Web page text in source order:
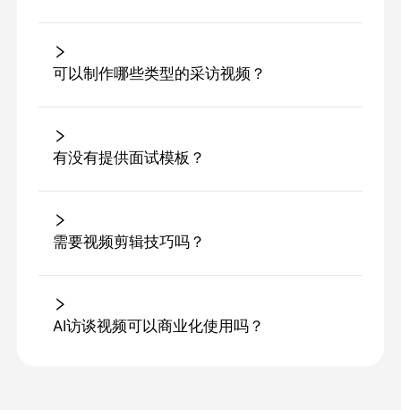
可以制作哪些类型的采访视频？
有没有提供面试模板？
需要视频剪辑技巧吗？
AI访谈视频可以商业化使用吗？